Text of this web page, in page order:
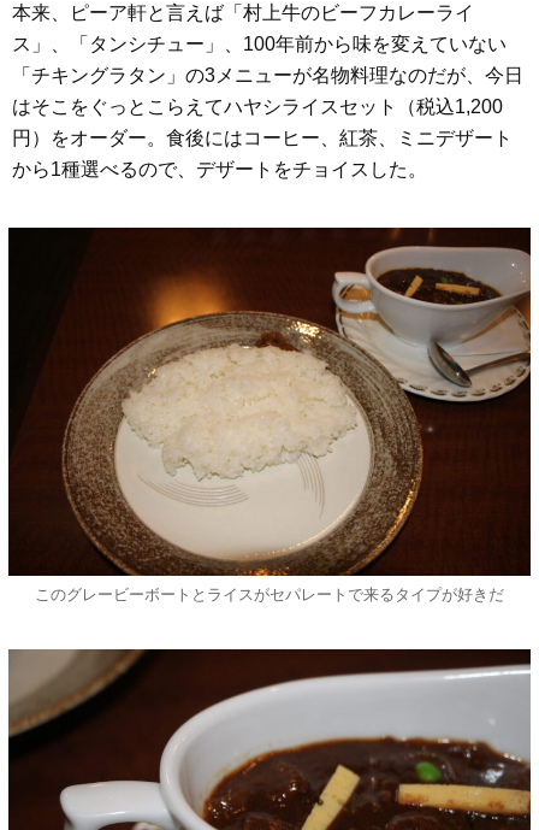
本来、ピーア軒と言えば「村上牛のビーフカレーライ
ス」、「タンシチュー」、100年前から味を変えていない
「チキングラタン」の3メニューが名物料理なのだが、今日
はそこをぐっとこらえてハヤシライスセット（税込1,200
円）をオーダー。食後にはコーヒー、紅茶、ミニデザート
から1種選べるので、デザートをチョイスした。
このグレービーボートとライスがセパレートで来るタイプが好きだ